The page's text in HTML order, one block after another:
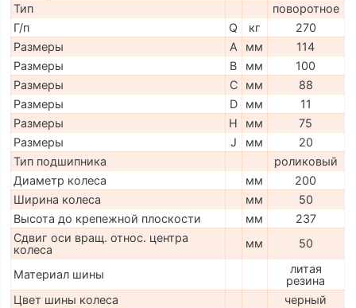
Тип
поворотное
Г/п
Q кг
270
Размеры
A мм
114
Размеры
B мм
100
Размеры
C мм
88
Размеры
D мм
11
Размеры
H мм
75
Размеры
J мм
20
Тип подшипника
роликовый
Диаметр колеса
мм
200
Ширина колеса
мм
50
Высота до крепежной плоскости
мм
237
Сдвиг оси вращ. относ. центра
колеса
мм 50
Материал шины
литая
резина
Цвет шины колеса
черный